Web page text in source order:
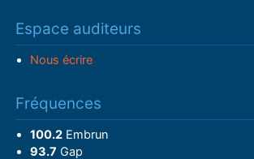
Espace auditeurs
Nous écrire
Fréquences
100.2Embrun
93.7 Gap